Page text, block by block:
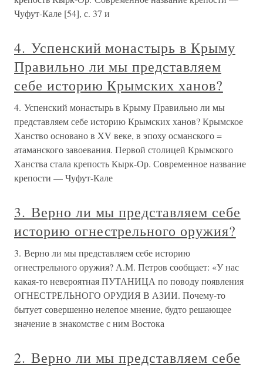
Чуфут-Кале [54], с. 37 и
4. Успенский монастырь в Крыму
Правильно ли мы представляем
себе историю Крымских ханов?
4. Успенский монастырь в Крыму Правильно ли мы
представляем себе историю Крымских ханов? Крымское
Ханство основано в XV веке, в эпоху османского =
атаманского завоевания. Первой столицей Крымского
Ханства стала крепость Кырк-Ор. Современное название
крепости — Чуфут-Кале
3. Верно ли мы представляем себе
историю огнестрельного оружия?
3. Верно ли мы представляем себе историю
огнестрельного оружия? А.М. Петров сообщает: «У нас
какая-то невероятная ПУТАНИЦА по поводу появления
ОГНЕСТРЕЛЬНОГО ОРУДИЯ В АЗИИ. Почему-то
бытует совершенно нелепое мнение, будто решающее
значение в знакомстве с ним Востока
2. Верно ли мы представляем себе